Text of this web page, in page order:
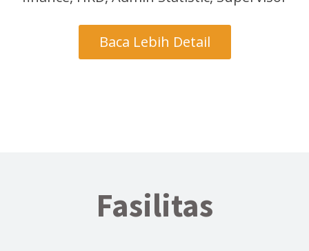
Baca Lebih Detail
Fasilitas